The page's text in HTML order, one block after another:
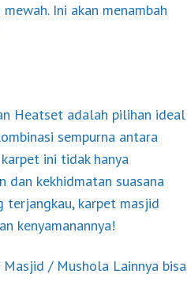
Ini akan menambah
Heatset adalah pilihan ideal
sempurna antara
ini tidak hanya
dan kekhidmatan suasana
terjangkau, karpet masjid
kenyamanannya!
/ Mushola Lainnya bisa